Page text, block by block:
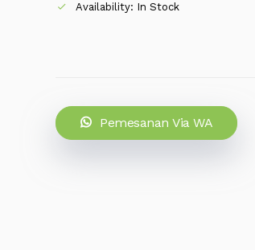
Availability: In Stock
Pemesanan Via WA